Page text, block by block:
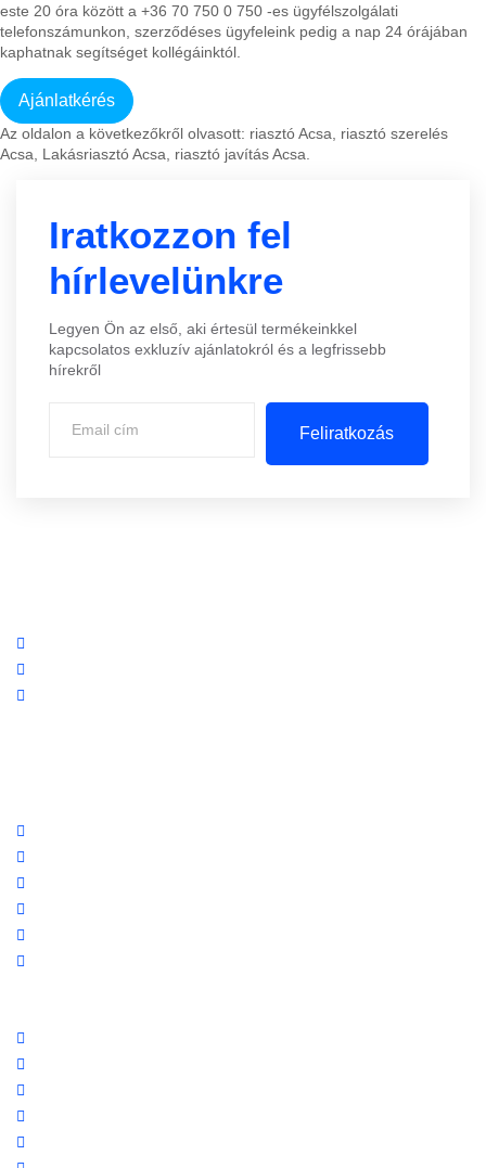
este 20 óra között a +36 70 750 0 750 -es ügyfélszolgálati
telefonszámunkon, szerződéses ügyfeleink pedig a nap 24 órájában
kaphatnak segítséget kollégáinktól.
Az oldalon a következőkről olvasott: riasztó Acsa, riasztó szerelés
Acsa, Lakásriasztó Acsa, riasztó javítás Acsa.
Iratkozzon fel
hírlevelünkre
Legyen Ön az első, aki értesül termékeinkkel
kapcsolatos exkluzív ajánlatokról és a legfrissebb
hírekről
Feliratkozás